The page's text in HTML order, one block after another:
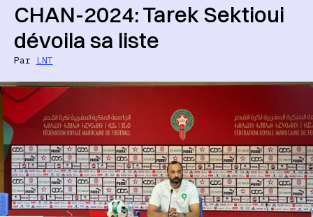
CHAN-2024: Tarek Sektioui
dévoila sa liste
Par LNT